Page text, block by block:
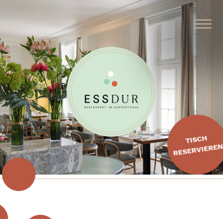
ÜBER UNS
CATERING
BUFFETS
TISCH
RESERVIEREN